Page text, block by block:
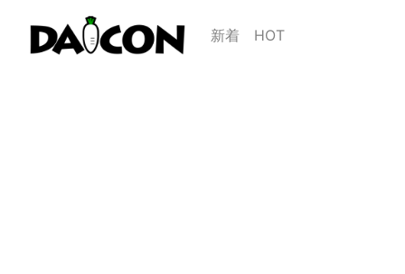
新着 HOT